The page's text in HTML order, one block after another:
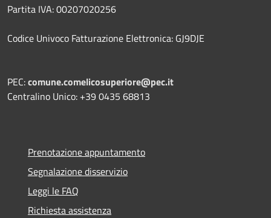
Partita IVA: 00207020256
Codice Univoco Fatturazione Elettronica: GJ9DJE
PEC:comune.comelicosuperiore@pec.it
Centralino Unico: +39 0435 68813
Prenotazione appuntamento
Segnalazione disservizio
Leggi le FAQ
Richiesta assistenza